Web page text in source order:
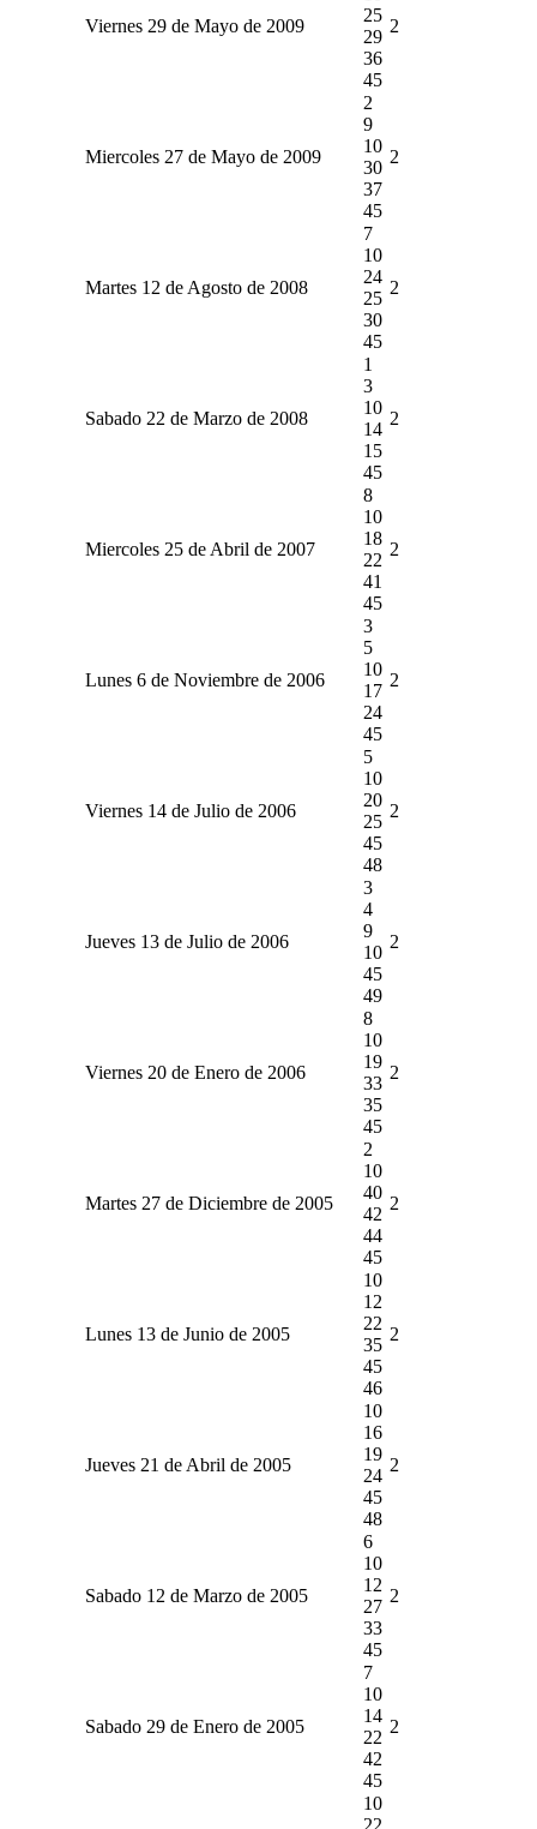
Viernes 29 de Mayo de 2009
25
29
36
45
2
Miercoles 27 de Mayo de 2009
2
9
10
30
37
45
2
Martes 12 de Agosto de 2008
7
10
24
25
30
45
2
Sabado 22 de Marzo de 2008
1
3
10
14
15
45
2
Miercoles 25 de Abril de 2007
8
10
18
22
41
45
2
Lunes 6 de Noviembre de 2006
3
5
10
17
24
45
2
Viernes 14 de Julio de 2006
5
10
20
25
45
48
2
Jueves 13 de Julio de 2006
3
4
9
10
45
49
2
Viernes 20 de Enero de 2006
8
10
19
33
35
45
2
Martes 27 de Diciembre de 2005
2
10
40
42
44
45
2
Lunes 13 de Junio de 2005
10
12
22
35
45
46
2
Jueves 21 de Abril de 2005
10
16
19
24
45
48
2
Sabado 12 de Marzo de 2005
6
10
12
27
33
45
2
Sabado 29 de Enero de 2005
7
10
14
22
42
45
2
10
22